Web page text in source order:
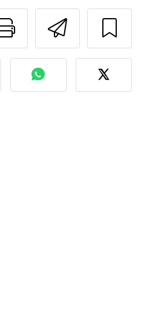
Imprimer
une
photo de